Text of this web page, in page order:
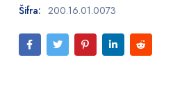
Šifra: 200.16.01.0073